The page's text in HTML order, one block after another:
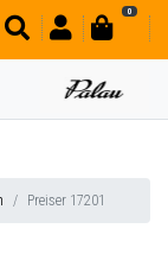
0
Preiser 17201